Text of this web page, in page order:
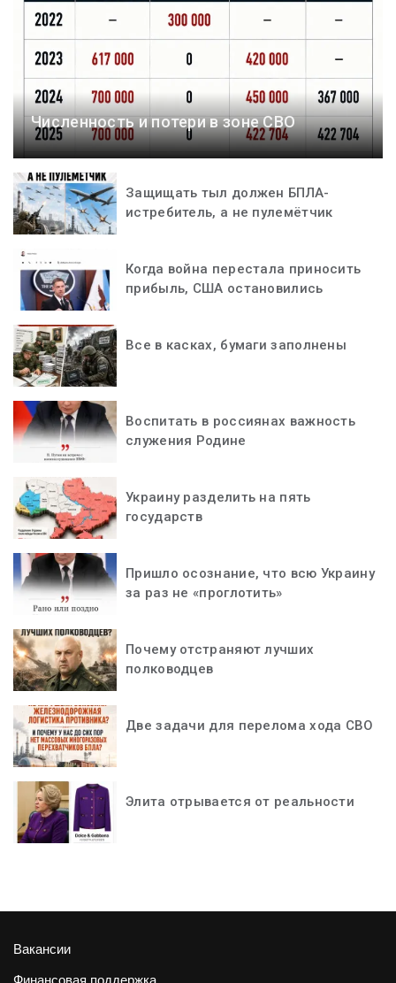
Численность и потери в зоне СВО
Защищать тыл должен БПЛА-
истребитель, а не пулемётчик
Когда война перестала приносить
прибыль, США остановились
Все в касках, бумаги заполнены
Воспитать в россиянах важность
служения Родине
Украину разделить на пять
государств
Пришло осознание, что всю Украину
за раз не «проглотить»
Почему отстраняют лучших
полководцев
Две задачи для перелома хода СВО
Элита отрывается от реальности
Вакансии
Финансовая поддержка